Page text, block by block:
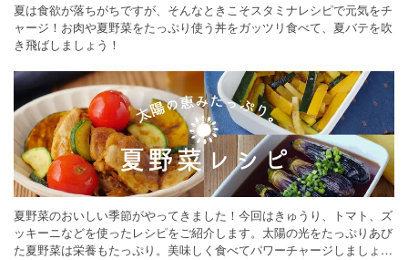
夏は食欲が落ちがちですが、そんなときこそスタミナレシピで元気をチ
ャージ！お肉や夏野菜をたっぷり使う丼をガッツリ食べて、夏バテを吹
き飛ばしましょう！
夏野菜のおいしい季節がやってきました！今回はきゅうり、トマト、ズ
ッキーニなどを使ったレシピをご紹介します。太陽の光をたっぷりあび
た夏野菜は栄養もたっぷり。美味しく食べてパワーチャージしましょう